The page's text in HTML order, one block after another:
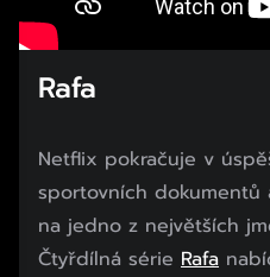
Rafa
Netflix pokračuje v
sportovních dokumentů
na jedno z největších
Čtyřdílná série Rafa